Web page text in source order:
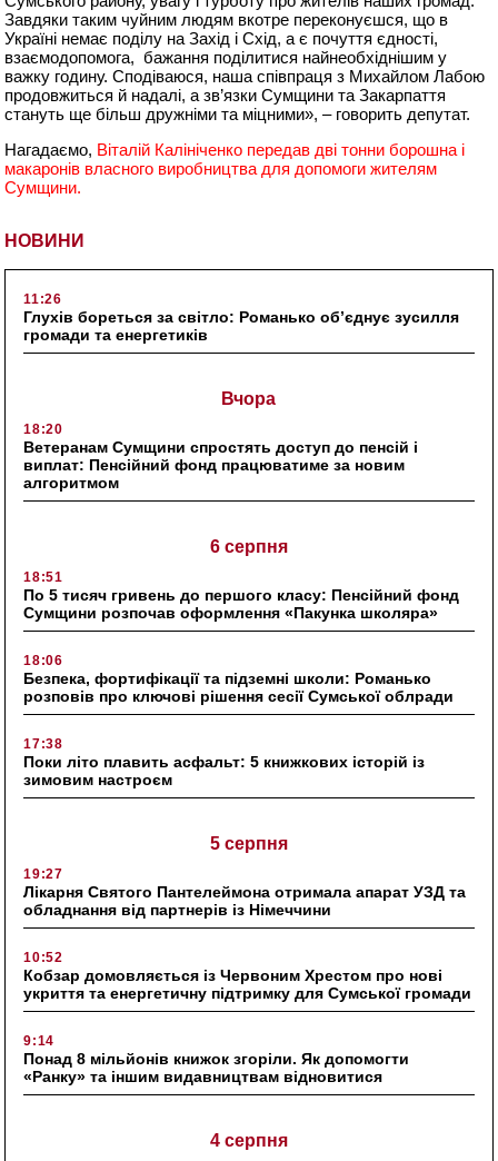
НОВИНИ
11:26
Глухів бореться за світло: Романько об’єднує зусилля
громади та енергетиків
Вчора
18:20
Ветеранам Сумщини спростять доступ до пенсій і
виплат: Пенсійний фонд працюватиме за новим
алгоритмом
6 серпня
18:51
По 5 тисяч гривень до першого класу: Пенсійний фонд
Сумщини розпочав оформлення «Пакунка школяра»
18:06
Безпека, фортифікації та підземні школи: Романько
розповів про ключові рішення сесії Сумської облради
17:38
Поки літо плавить асфальт: 5 книжкових історій із
зимовим настроєм
5 серпня
19:27
Лікарня Святого Пантелеймона отримала апарат УЗД та
обладнання від партнерів із Німеччини
10:52
Кобзар домовляється із Червоним Хрестом про нові
укриття та енергетичну підтримку для Сумської громади
9:14
Понад 8 мільйонів книжок згоріли. Як допомогти
«Ранку» та іншим видавництвам відновитися
4 серпня
Завдяки таким чуйним людям вкотре переконуєшся, що в
Україні немає поділу на Захід і Схід, а є почуття єдності,
взаємодопомога, бажання поділитися найнеобхіднішим у
важку годину. Сподіваюся, наша співпраця з Михайлом Лабою
продовжиться й надалі, а зв’язки Сумщини та Закарпаття
стануть ще більш дружніми та міцними», – говорить депутат.
Нагадаємо, Віталій Калініченко передав дві тонни борошна і
макаронів власного виробництва для допомоги жителям
Сумщини.